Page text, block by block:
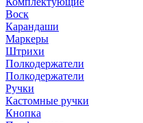
Воск
Карандаши
Маркеры
Штрихи
Полкодержатели
Полкодержатели
Ручки
Кастомные ручки
Кнопка